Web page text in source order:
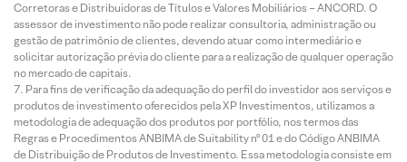
Corretoras e Distribuidoras de Títulos e Valores Mobiliários – ANCORD. O
assessor de investimento não pode realizar consultoria, administração ou
gestão de patrimônio de clientes, devendo atuar como intermediário e
solicitar autorização prévia do cliente para a realização de qualquer operação
no mercado de capitais.
Para fins de verificação da adequação do perfil do investidor aos serviços e
produtos de investimento oferecidos pela XP Investimentos, utilizamos a
metodologia de adequação dos produtos por portfólio, nos termos das
Regras e Procedimentos ANBIMA de Suitability nº 01 e do Código ANBIMA
de Distribuição de Produtos de Investimento. Essa metodologia consiste em